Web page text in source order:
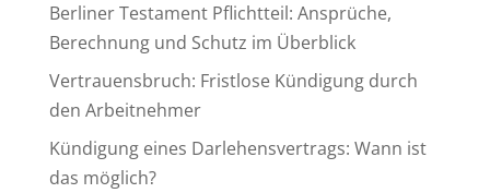
Berliner Testament Pflichtteil: Ansprüche,
Berechnung und Schutz im Überblick
Vertrauensbruch: Fristlose Kündigung durch
den Arbeitnehmer
Kündigung eines Darlehensvertrags: Wann ist
das möglich?